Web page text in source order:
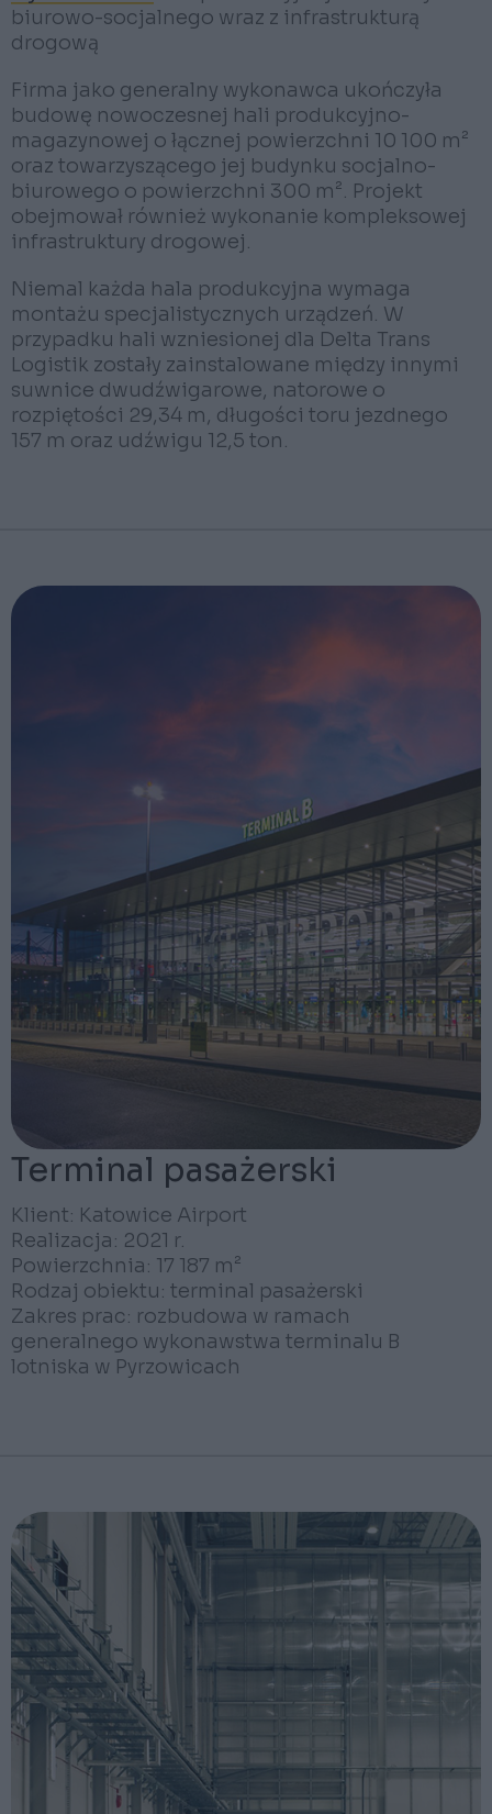
biurowo-socjalnego wraz z infrastrukturą
drogową
Firma jako generalny wykonawca ukończyła
budowę nowoczesnej hali produkcyjno-
magazynowej o łącznej powierzchni 10 100 m²
oraz towarzyszącego jej budynku socjalno-
biurowego o powierzchni 300 m². Projekt
obejmował również wykonanie kompleksowej
infrastruktury drogowej.
Niemal każda hala produkcyjna wymaga
montażu specjalistycznych urządzeń. W
przypadku hali wzniesionej dla Delta Trans
Logistik zostały zainstalowane między innymi
suwnice dwudźwigarowe, natorowe o
rozpiętości 29,34 m, długości toru jezdnego
157 m oraz udźwigu 12,5 ton.
Terminal pasażerski
Klient: Katowice Airport
Realizacja: 2021 r.
Powierzchnia: 17 187 m²
Rodzaj obiektu: terminal pasażerski
Zakres prac: rozbudowa w ramach
generalnego wykonawstwa terminalu B
lotniska w Pyrzowicach